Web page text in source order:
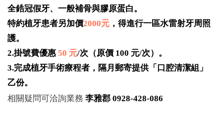
全鋯冠假牙、一般補骨與膠原蛋白。
特約植牙患者另加價2000元 ，得進行一區水雷射牙周照
護。
2.掛號費優惠 50 元/次（原價 100 元/次）。
3.完成植牙手術療程者，隔月郵寄提供「口腔清潔組」
乙份。
相關疑問可洽詢業務 李雅郡 0928-428-086